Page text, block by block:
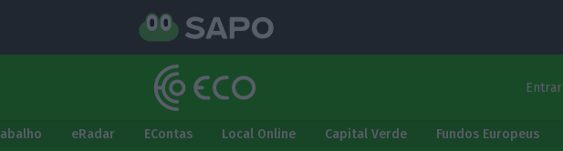
Entrar
eRadar EContas Local Online Capital Verde Fundos Europeus